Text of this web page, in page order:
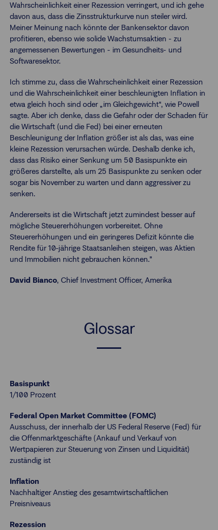
Wahrscheinlichkeit einer Rezession verringert, und ich gehe
davon aus, dass die Zinsstrukturkurve nun steiler wird.
Meiner Meinung nach könnte der Bankensektor davon
profitieren, ebenso wie solide Wachstumsaktien - zu
angemessenen Bewertungen - im Gesundheits- und
Softwaresektor.
Ich stimme zu, dass die Wahrscheinlichkeit einer Rezession
und die Wahrscheinlichkeit einer beschleunigten Inflation in
etwa gleich hoch sind oder „im Gleichgewicht“, wie Powell
sagte. Aber ich denke, dass die Gefahr oder der Schaden für
die Wirtschaft (und die Fed) bei einer erneuten
Beschleunigung der Inflation größer ist als das, was eine
kleine Rezession verursachen würde. Deshalb denke ich,
dass das Risiko einer Senkung um 50 Basispunkte ein
größeres darstellte, als um 25 Basispunkte zu senken oder
sogar bis November zu warten und dann aggressiver zu
senken.
Andererseits ist die Wirtschaft jetzt zumindest besser auf
mögliche Steuererhöhungen vorbereitet. Ohne
Steuererhöhungen und ein geringeres Defizit könnte die
Rendite für 10-jährige Staatsanleihen steigen, was Aktien
und Immobilien nicht gebrauchen können.”
David Bianco, Chief Investment Officer, Amerika
Glossar
Basispunkt
1/100 Prozent
Federal Open Market Committee (FOMC)
Ausschuss, der innerhalb der US Federal Reserve (Fed) für
die Offenmarktgeschäfte (Ankauf und Verkauf von
Wertpapieren zur Steuerung von Zinsen und Liquidität)
zuständig ist
Inflation
Nachhaltiger Anstieg des gesamtwirtschaftlichen
Preisniveaus
Rezession